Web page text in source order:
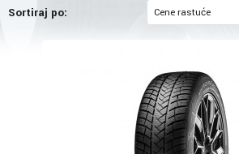
Sortiraj po: